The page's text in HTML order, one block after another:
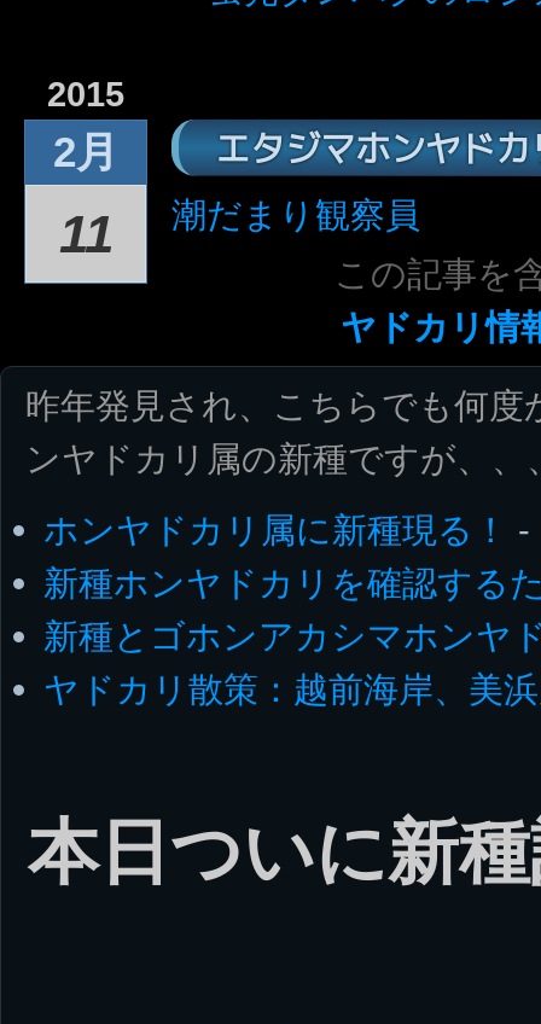
2015
2月
11
エタジマホンヤド
潮だまり観察員
この記事を
ヤドカリ情
昨年発見され、こちらでも何
ンヤドカリ属の新種ですが、、
ホンヤドカリ属に新種現る！
-
新種ホンヤドカリを確認する
新種とゴホンアカシマホンヤ
ヤドカリ散策：越前海岸、美
本日ついに新